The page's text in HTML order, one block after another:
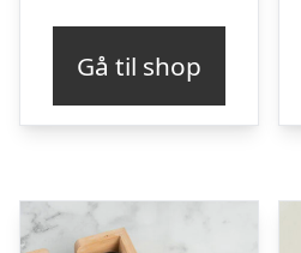
Gå til shop